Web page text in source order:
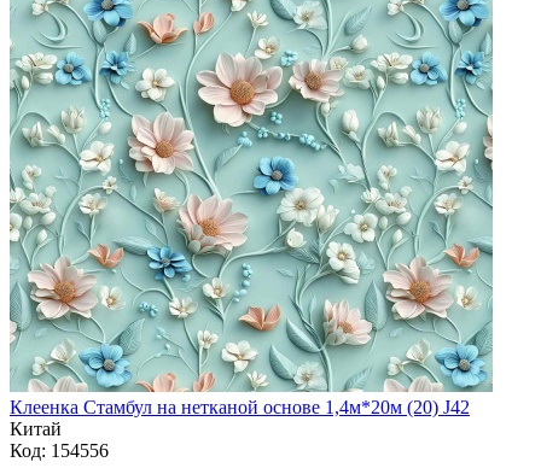
Клеенка Стамбул на нетканой основе 1,4м*20м (20) J42
Китай
Код: 154556